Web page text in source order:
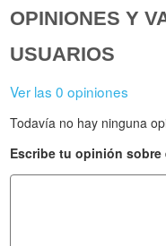
OPINIONES Y
USUARIOS
Ver las 0 opiniones
Todavía no hay ninguna
Escribe tu opinión sobre